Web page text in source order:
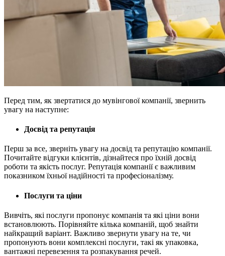
Перед тим, як звертатися до мувінгової компанії, звернить
увагу на наступне:
Досвід та репутація
Перш за все, зверніть увагу на досвід та репутацію компанії.
Почитайте відгуки клієнтів, дізнайтеся про їхній досвід
роботи та якість послуг. Репутація компанії є важливим
показником їхньої надійності та професіоналізму.
Послуги та ціни
Вивчіть, які послуги пропонує компанія та які ціни вони
встановлюють. Порівняйте кілька компаній, щоб знайти
найкращий варіант. Важливо звернути увагу на те, чи
пропонують вони комплексні послуги, такі як упаковка,
вантажні перевезення та розпакування речей.